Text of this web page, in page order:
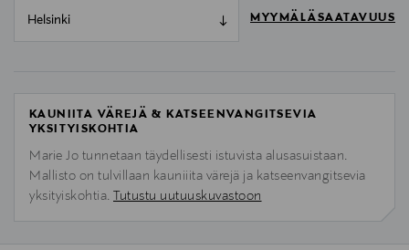
Helsinki MYYMÄLÄSAATAVUUS
KAUNIITA VÄREJÄ & KATSEENVANGITSEVIA
YKSITYISKOHTIA
Marie Jo tunnetaan täydellisesti istuvista alusasuistaan.
Mallisto on tulvillaan kauniiita värejä ja katseenvangitsevia
yksityiskohtia. Tutustu uutuuskuvastoon